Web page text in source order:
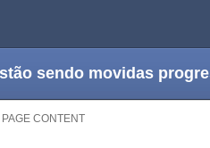
sendo movidas
CONTENT